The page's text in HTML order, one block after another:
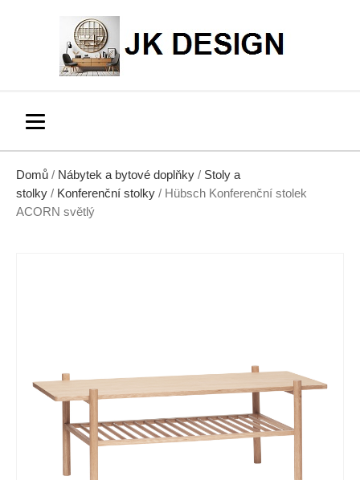
Domů / Nábytek a bytové doplňky / Stoly a
stolky / Konferenční stolky / Hübsch Konferenční stolek
ACORN světlý